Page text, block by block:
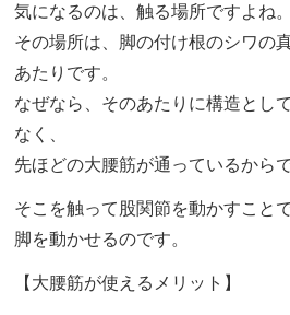
気になるのは、触る場所ですよね。
その場所は、脚の付け根のシワの
あたりです。
なぜなら、そのあたりに構造とし
なく、
先ほどの大腰筋が通っているからで
そこを触って股関節を動かすこと
脚を動かせるのです。
【大腰筋が使えるメリット】